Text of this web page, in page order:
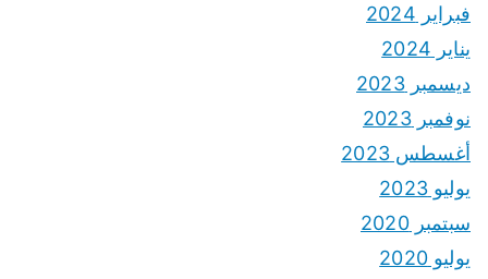
فبراير 2024
يناير 2024
ديسمبر 2023
نوفمبر 2023
أغسطس 2023
يوليو 2023
سبتمبر 2020
يوليو 2020